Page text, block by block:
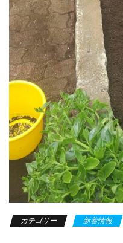
カテゴリー 新着情報